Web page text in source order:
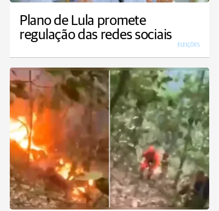
Plano de Lula promete
regulação das redes sociais
ELEIÇÕES